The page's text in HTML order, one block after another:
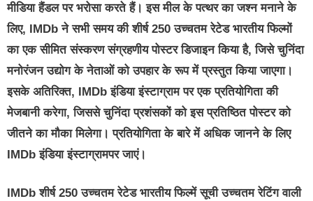
मीडिया हैंडल पर भरोसा करते हैं। इस मील के पत्थर का जश्न मनाने के
लिए, IMDb ने सभी समय की शीर्ष 250 उच्चतम रेटेड भारतीय फिल्मों
का एक सीमित संस्करण संग्रहणीय पोस्टर डिजाइन किया है, जिसे चुनिंदा
मनोरंजन उद्योग के नेताओं को उपहार के रूप में प्रस्तुत किया जाएगा।
इसके अतिरिक्त, IMDb इंडिया इंस्टाग्राम पर एक प्रतियोगिता की
मेजबानी करेगा, जिससे चुनिंदा प्रशंसकों को इस प्रतिष्ठित पोस्टर को
जीतने का मौका मिलेगा। प्रतियोगिता के बारे में अधिक जानने के लिए
IMDb इंडिया इंस्टाग्रामपर जाएं।
IMDb शीर्ष 250 उच्चतम रेटेड भारतीय फिल्में सूची उच्चतम रेटिंग वाली